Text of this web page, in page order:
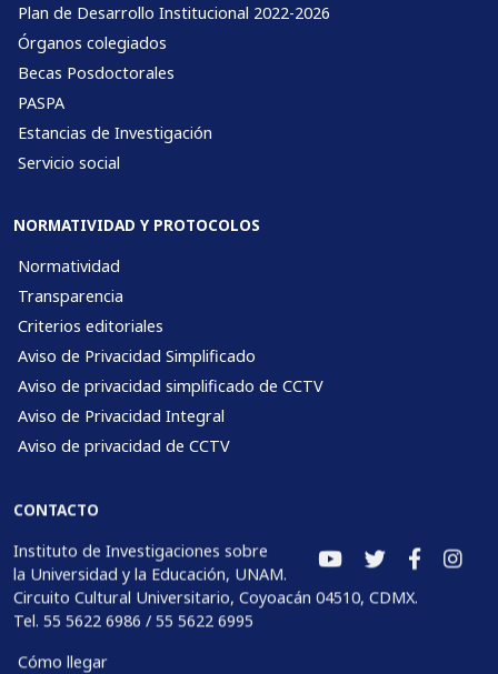
Plan de Desarrollo Institucional 2022-2026
Órganos colegiados
Becas Posdoctorales
PASPA
Estancias de Investigación
Servicio social
NORMATIVIDAD Y PROTOCOLOS
Normatividad
Transparencia
Criterios editoriales
Aviso de Privacidad Simplificado
Aviso de privacidad simplificado de CCTV
Aviso de Privacidad Integral
Aviso de privacidad de CCTV
CONTACTO
Instituto de Investigaciones sobre
la Universidad y la Educación, UNAM.
Circuito Cultural Universitario, Coyoacán 04510, CDMX.
Tel. 55 5622 6986 / 55 5622 6995
Cómo llegar